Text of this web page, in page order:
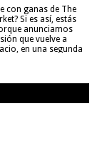
con ganas de The
Si es así, estás
anunciamos
que vuelve a
en una segunda